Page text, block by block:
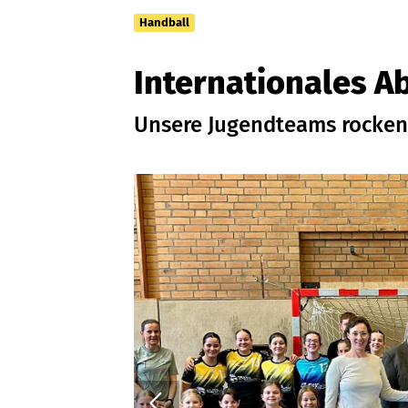
Handball
Internationales
Unsere Jugendteams
Sportangebote finden
Unser Sportangebot
Sportsuche
Ausfälle und Vertretungen
Deutsches Sportabzeichen